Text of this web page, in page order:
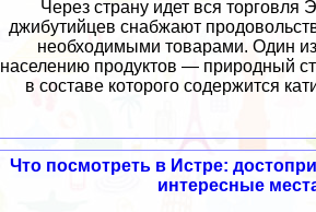
Через страну идет вся торговля
джибутийцев снабжают
необходимыми товарами. Один
населению продуктов — природный
в составе которого содержится
Что посмотреть в Истре:
интересные